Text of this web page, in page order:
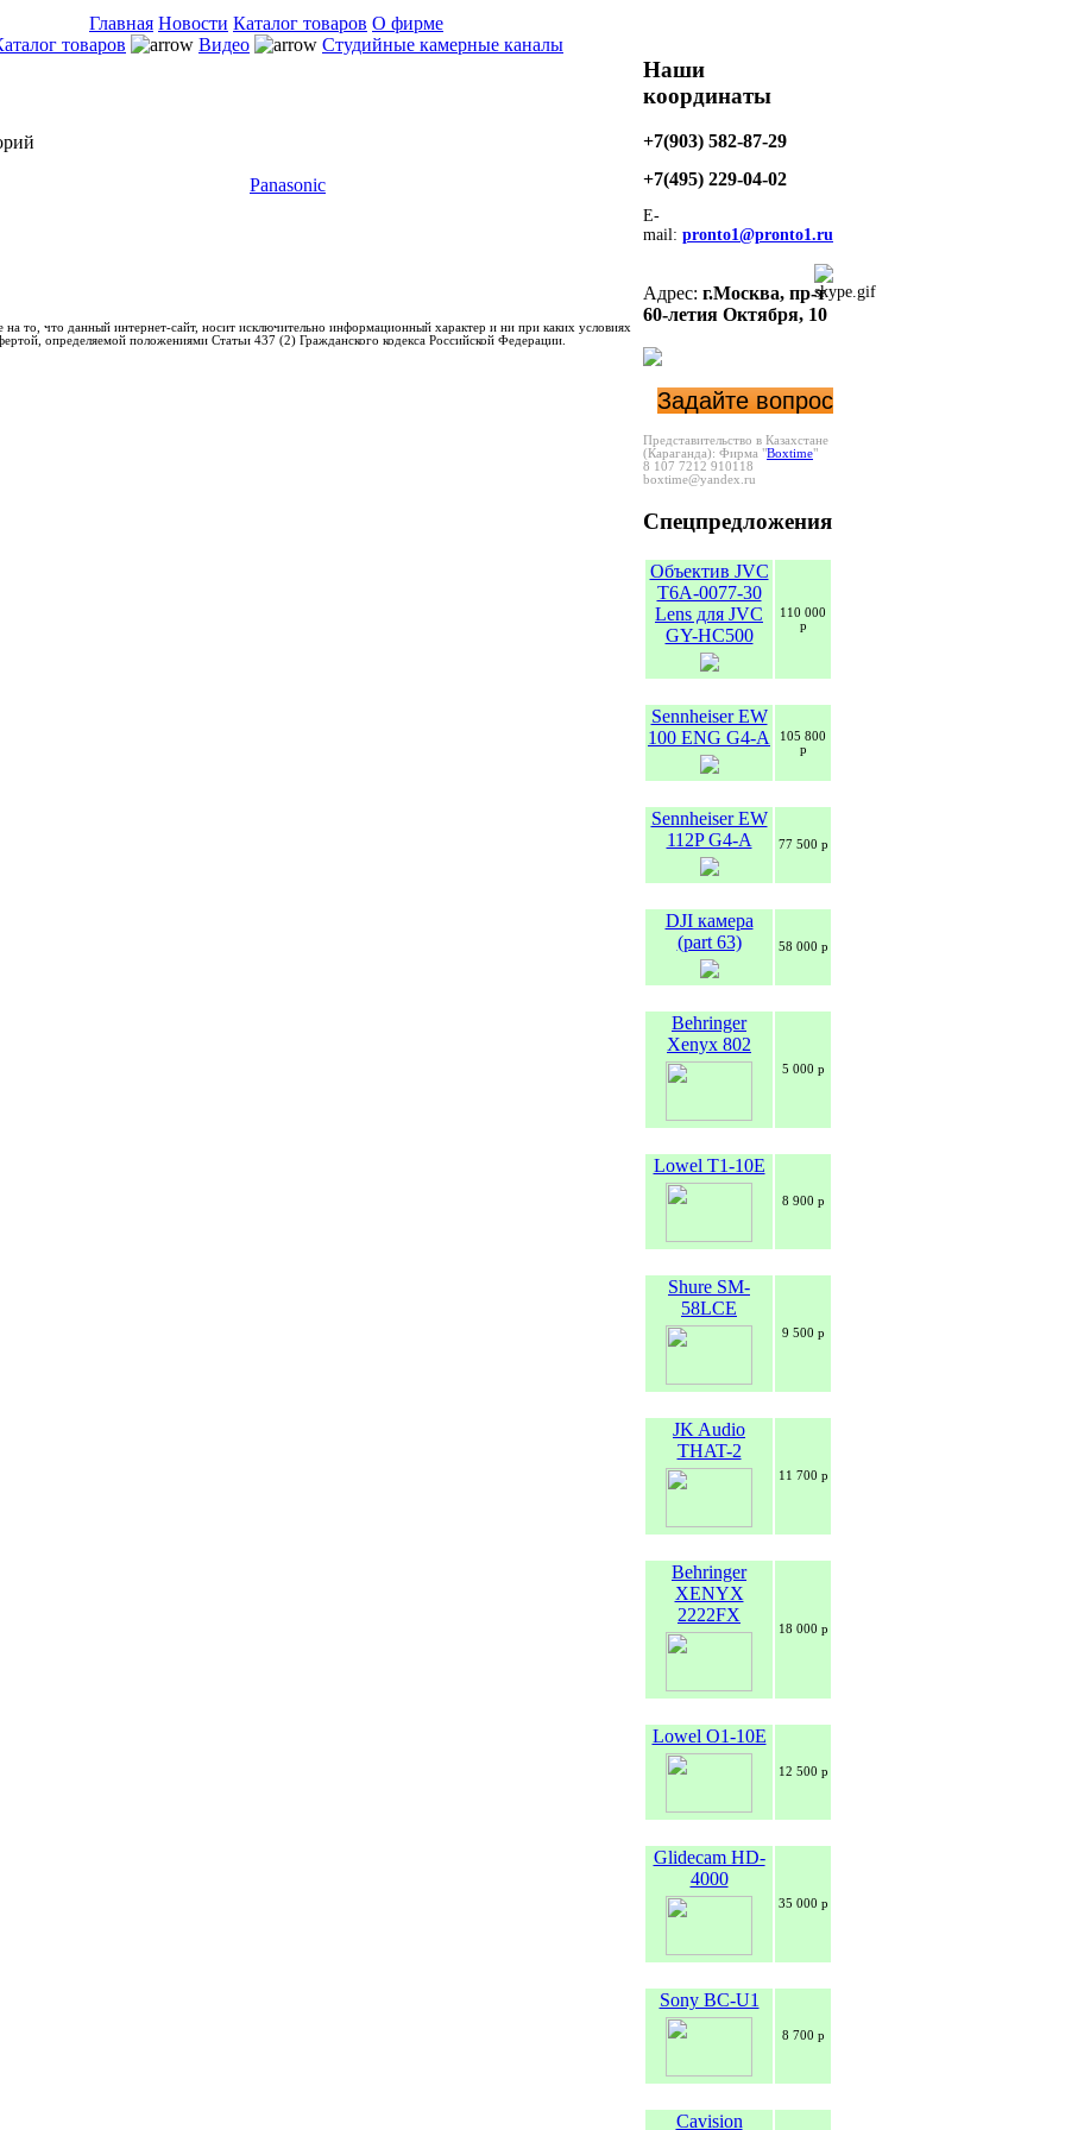
Главная Новости Каталог товаров О фирме
товаров Видео Студийные камерные каналы
Panasonic
то, что данный интернет-сайт, носит исключительно информационный характер и ни при каких условиях
определяемой положениями Статьи 437 (2) Гражданского кодекса Российской Федерации.
Наши
координаты
+7(903) 582-87-29
+7(495) 229-04-02
E-
mail: pronto1@pronto1.ru
Адрес: г.Москва, пр-т
60-летия Октября, 10
Задайте вопрос
Представительство в Казахстане
(Караганда): Фирма "Boxtime"
8 107 7212 910118
boxtime@yandex.ru
Спецпредложения
Объектив JVC
T6A-0077-30
Lens для JVC
GY-HC500
110 000
р
Sennheiser EW
100 ENG G4-A
105 800
р
Sennheiser EW
112P G4-A
77 500 р
DJI камера
(part 63)
58 000 р
Behringer
Xenyx 802
5 000 р
Lowel T1-10E
8 900 р
Shure SM-
58LCE
9 500 р
JK Audio
THAT-2
11 700 р
Behringer
XENYX
2222FX
18 000 р
Lowel O1-10E
12 500 р
Glidecam HD-
4000
35 000 р
Sony BC-U1
8 700 р
Cavision